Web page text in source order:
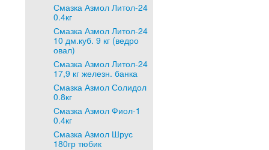
Смазка Азмол Литол-24
0.4кг
Смазка Азмол Литол-24
10 дм.куб. 9 кг (ведро
овал)
Смазка Азмол Литол-24
17,9 кг железн. банка
Смазка Азмол Солидол
0.8кг
Смазка Азмол Фиол-1
0.4кг
Смазка Азмол Шрус
180гр тюбик